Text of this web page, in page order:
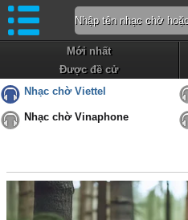
Mới nhất
Được đề cử
Nhạc chờ Viettel
Nhạc chờ Vinaphone